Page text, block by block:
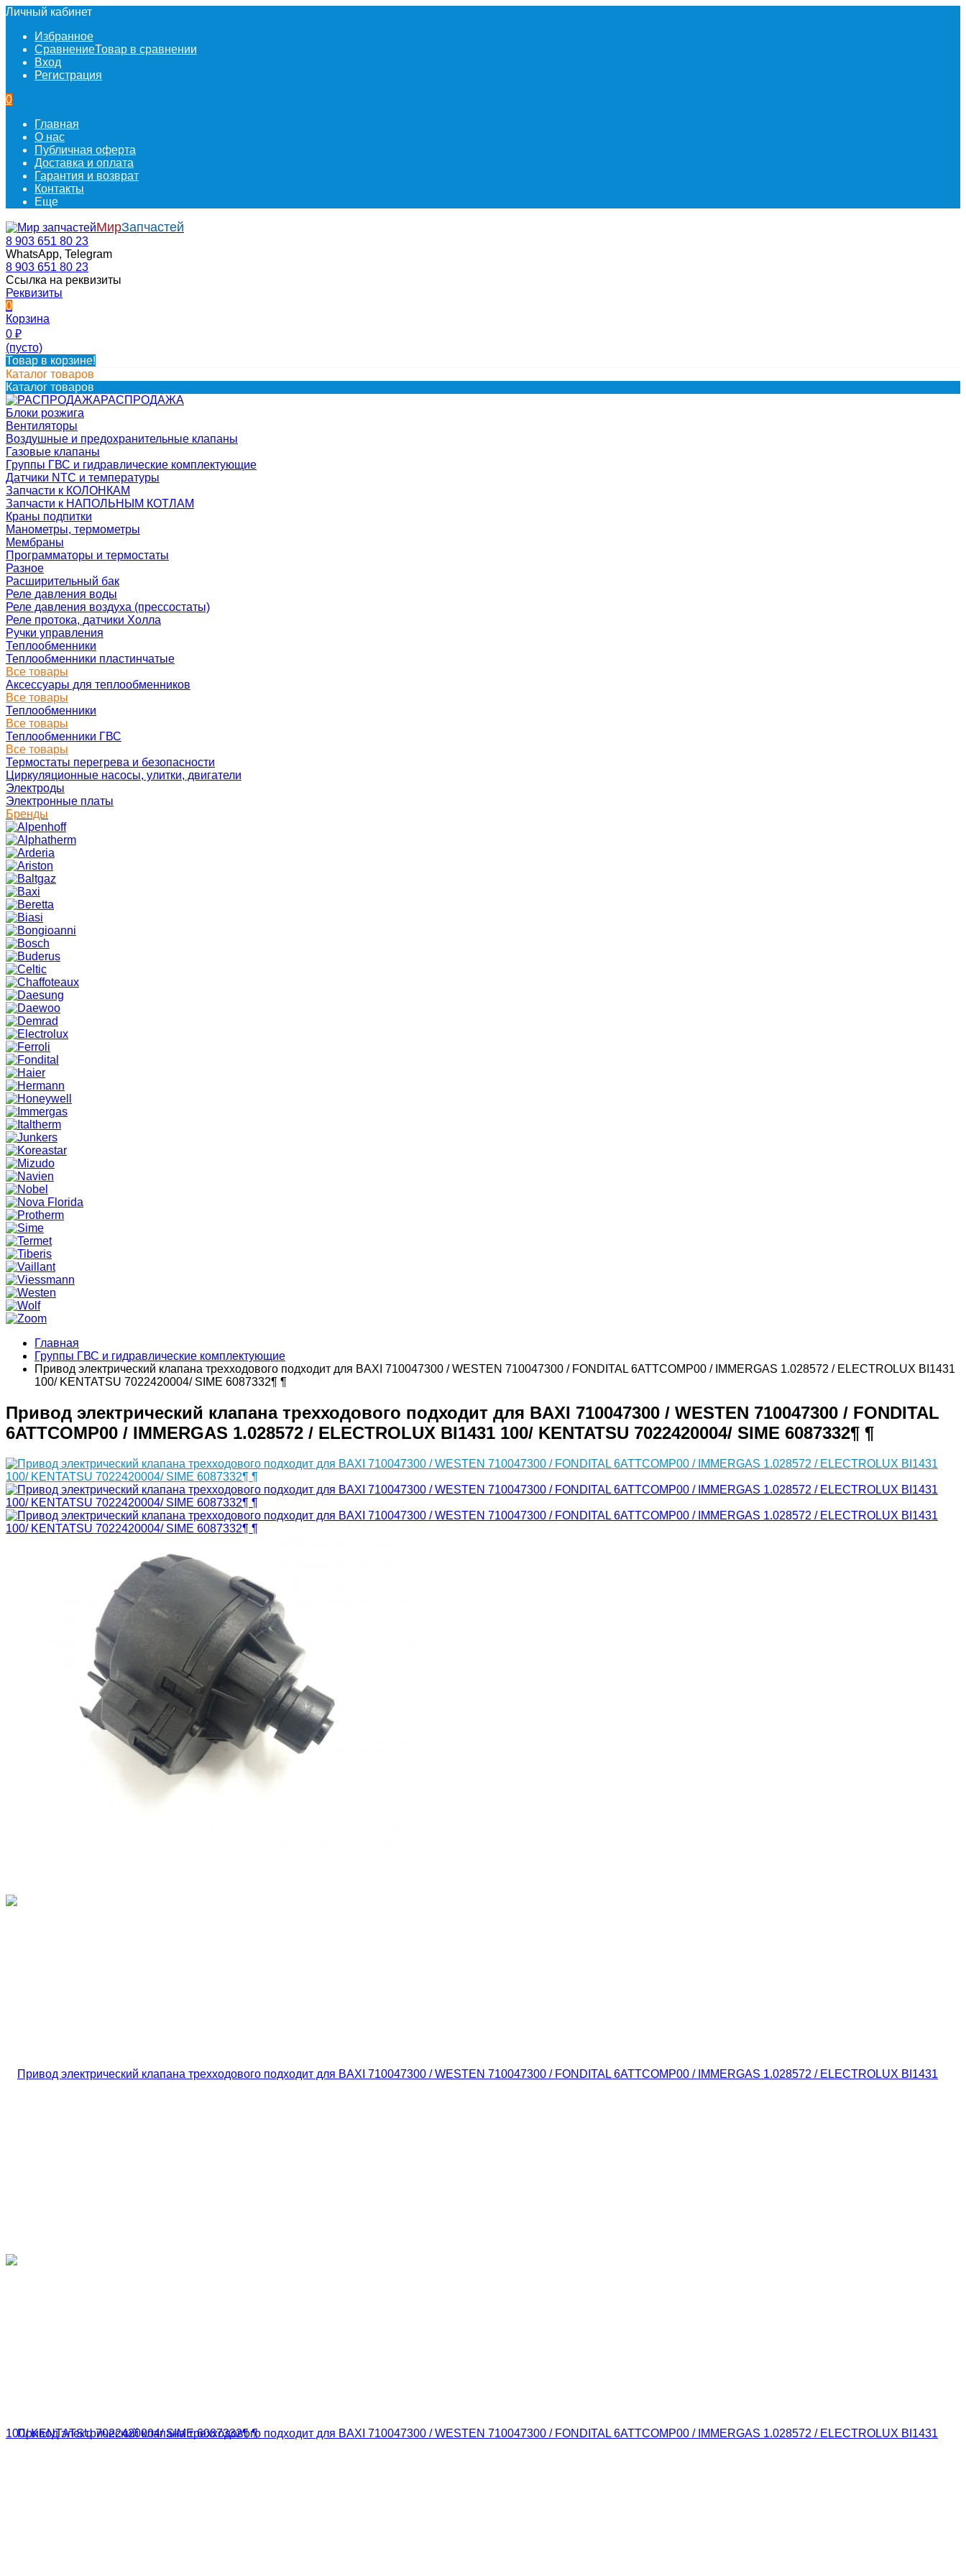
Личный кабинет
Избранное
СравнениеТовар в сравнении
Вход
Регистрация
0
Главная
О нас
Публичная оферта
Доставка и оплата
Гарантия и возврат
Контакты
Еще
МирЗапчастей
8 903 651 80 23
WhatsApp, Telegram
8 903 651 80 23
Ссылка на реквизиты
Реквизиты
0
Корзина
0 ₽
(пусто)
Товар в корзине!
Каталог товаров
Каталог товаров
РАСПРОДАЖА
Блоки розжига
Вентиляторы
Воздушные и предохранительные клапаны
Газовые клапаны
Группы ГВС и гидравлические комплектующие
Датчики NTC и температуры
Запчасти к КОЛОНКАМ
Запчасти к НАПОЛЬНЫМ КОТЛАМ
Краны подпитки
Манометры, термометры
Мембраны
Программаторы и термостаты
Разное
Расширительный бак
Реле давления воды
Реле давления воздуха (прессостаты)
Реле протока, датчики Холла
Ручки управления
Теплообменники
Теплообменники пластинчатые
Все товары
Аксессуары для теплообменников
Все товары
Теплообменники
Все товары
Теплообменники ГВС
Все товары
Термостаты перегрева и безопасности
Циркуляционные насосы, улитки, двигатели
Электроды
Электронные платы
Бренды
Главная
Группы ГВС и гидравлические комплектующие
Привод электрический клапана трехходового подходит для BAXI 710047300 / WESTEN 710047300 / FONDITAL 6ATTCOMP00 / IMMERGAS 1.028572 / ELECTROLUX BI1431
100/ KENTATSU 7022420004/ SIME 6087332¶ ¶
Привод электрический клапана трехходового подходит для BAXI 710047300 / WESTEN 710047300 / FONDITAL
6ATTCOMP00 / IMMERGAS 1.028572 / ELECTROLUX BI1431 100/ KENTATSU 7022420004/ SIME 6087332¶ ¶